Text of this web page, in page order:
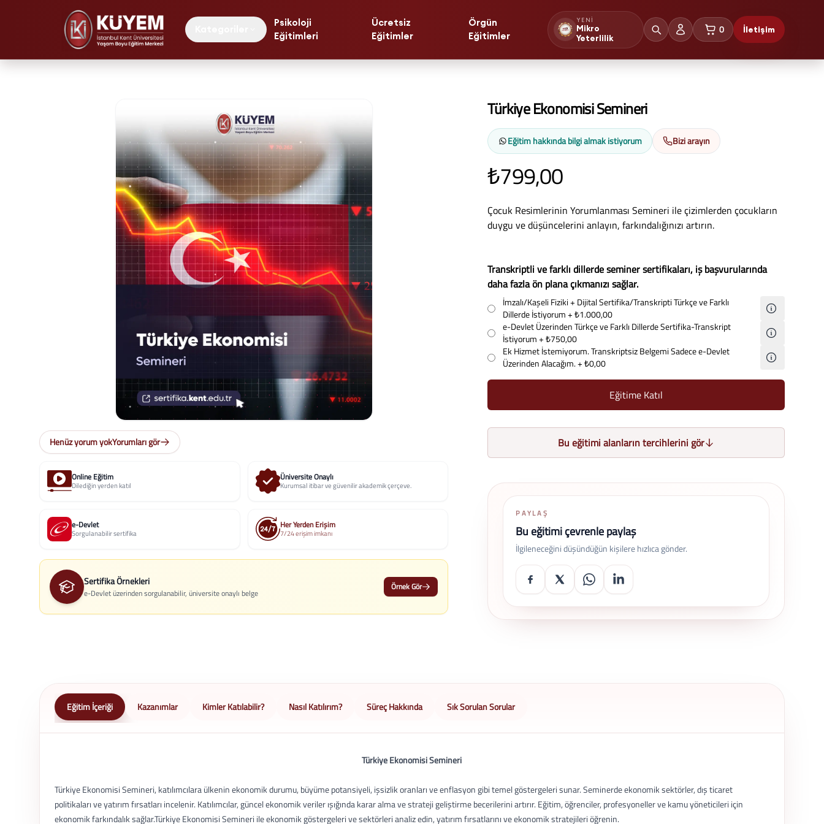
Psikoloji
Eğitimleri
Ücretsiz
Eğitimler
Örgün
Eğitimler
YENI
Mikro
Yeterlilik
0
sepetteki ürünler
İletişim
Henüz yorum yokYorumları gör
Online Eğitim
Dilediğin yerden katıl
Üniversite Onaylı
Kurumsal itibar ve güvenilir akademik çerçeve.
e-Devlet
Sorgulanabilir sertifika
Her Yerden Erişim
7/24 erişim imkanı
Sertifika Örnekleri
e-Devlet üzerinden sorgulanabilir, üniversite onaylı belge
Örnek Gör
Türkiye Ekonomisi Semineri
Eğitim hakkında bilgi almak istiyorum Bizi arayın
₺799,00
Çocuk Resimlerinin Yorumlanması Semineri ile çizimlerden çocukların
duygu ve düşüncelerini anlayın, farkındalığınızı artırın.
Transkriptli ve farklı dillerde seminer sertifikaları, iş başvurularında
daha fazla ön plana çıkmanızı sağlar.
İmzalı/Kaşeli Fiziki + Dijital Sertifika/Transkripti Türkçe ve Farklı
Dillerde İstiyorum+ ₺1.000,00
e-Devlet Üzerinden Türkçe ve Farklı Dillerde Sertifika-Transkript
İstiyorum+ ₺750,00
Ek Hizmet İstemiyorum. Transkriptsiz Belgemi Sadece e-Devlet
Üzerinden Alacağım.+ ₺0,00
Eğitime Katıl
Bu eğitimi alanların tercihlerini gör
PAYLAŞ
Bu eğitimi çevrenle paylaş
İlgileneceğini düşündüğün kişilere hızlıca gönder.
Eğitim İçeriği Kazanımlar Kimler Katılabilir? Nasıl Katılırım? Süreç Hakkında Sık Sorulan Sorular
Türkiye Ekonomisi Semineri
Türkiye Ekonomisi Semineri, katılımcılara ülkenin ekonomik durumu, büyüme potansiyeli, işsizlik oranları ve enflasyon gibi temel göstergeleri sunar. Seminerde ekonomik sektörler, dış ticaret
politikaları ve yatırım fırsatları incelenir. Katılımcılar, güncel ekonomik veriler ışığında karar alma ve strateji geliştirme becerilerini artırır. Eğitim, öğrenciler, profesyoneller ve kamu yöneticileri için
ekonomik farkındalık sağlar.Türkiye Ekonomisi Semineri ile ekonomik göstergeleri ve sektörleri analiz edin, yatırım fırsatlarını ve ekonomik stratejileri öğrenin.